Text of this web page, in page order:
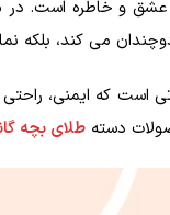
و خاطره است. در
می کند،
که ایمنی،
دسته طلای بچه